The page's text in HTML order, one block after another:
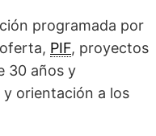
programada por
PIF, proyectos
30 años y
orientación a los